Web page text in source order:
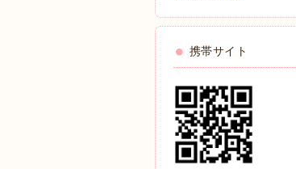
携帯サイト